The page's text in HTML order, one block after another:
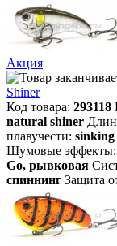
Акция
Shiner
Код товара: 293118
natural shiner
плавучести: sinking
Шумовые эффекты:
Go, рывковая
спиннинг Защита